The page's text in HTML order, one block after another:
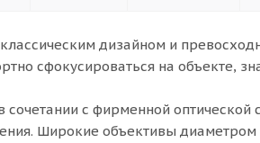
дизайном и
сфокусироваться на объекте,
с фирменной оптической
Широкие объективы